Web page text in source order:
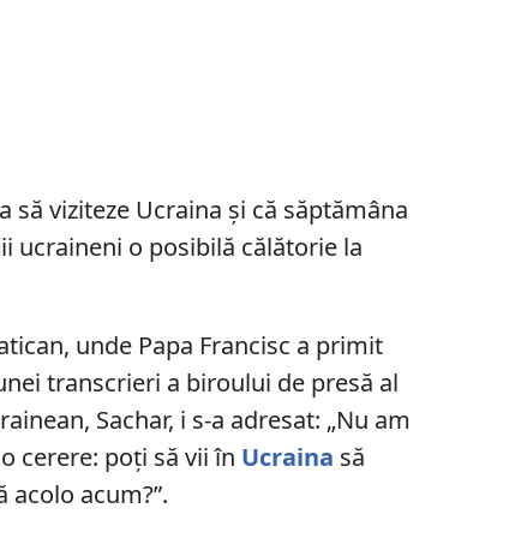
să viziteze Ucraina și că săptămâna
ucraineni o posibilă călătorie la
unde Papa Francisc a primit
transcrieri a biroului de presă al
Sachar, i s-a adresat: „Nu am
cerere: poți să vii în Ucraina să
acum?”.